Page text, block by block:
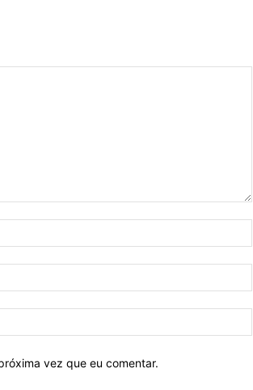
vez que eu comentar.